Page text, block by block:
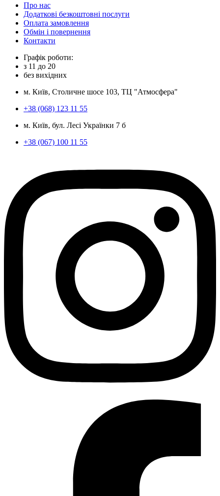
Про нас
Додаткові безкоштовні послуги
Оплата замовлення
Обмін і повернення
Контакти
Графік роботи:
з 11 до 20
без вихідних
м. Київ, Столичне шосе 103, ТЦ "Атмосфера"
+38 (068) 123 11 55
м. Київ, бул. Лесі Українки 7 б
+38 (067) 100 11 55